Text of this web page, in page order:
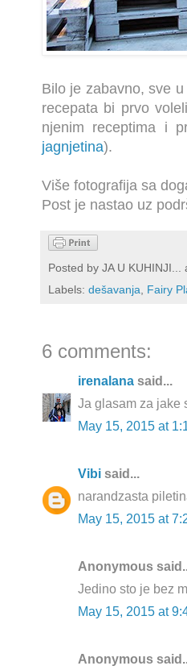
Bilo je zabavno, sve
recepata bi prvo
njenim receptima i
jagnjetina).
Više fotografija sa
Post je nastao uz
Posted by JA U KUHINJI...
Labels: dešavanja, Fairy
6 comments:
irenalana said...
Ja glasam za jake
May 15, 2015 at
Vibi said...
narandzasta
May 15, 2015 at
Anonymous
Jedino sto je bez
May 15, 2015 at
Anonymous